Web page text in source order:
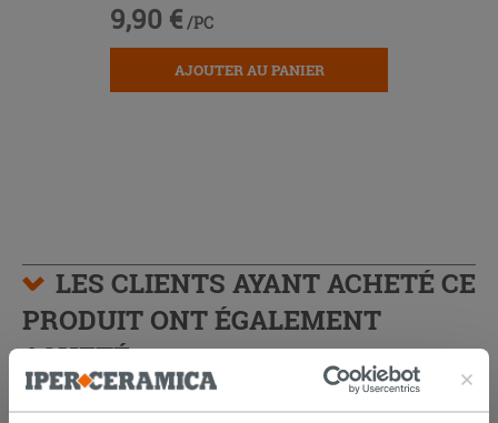
9,90 € /PC
AJOUTER AU PANIER
LES CLIENTS AYANT ACHETÉ CE
PRODUIT ONT ÉGALEMENT
ACHETÉ